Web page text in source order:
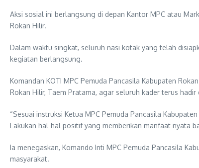
Aksi sosial ini berlangsung di depan Kantor MPC atau
Rokan Hilir.
Dalam waktu singkat, seluruh nasi kotak yang telah
kegiatan berlangsung.
Komandan KOTI MPC Pemuda Pancasila Kabupaten
Rokan Hilir, Taem Pratama, agar seluruh kader terus
“Sesuai instruksi Ketua MPC Pemuda Pancasila
Lakukan hal-hal positif yang memberikan manfaat nyata
Ia menegaskan, Komando Inti MPC Pemuda Pancasila
masyarakat.